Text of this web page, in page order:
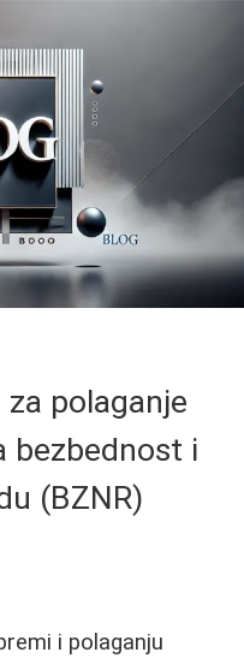
polaganje
bezbednost i
(BZNR)
i polaganju